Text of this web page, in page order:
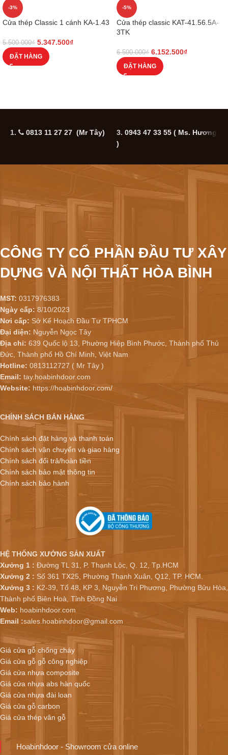
-3%
Cửa thép Classic 1 cánh KA-1.43
5.500.000₫ 5.347.500₫
ĐẶT HÀNG
-5%
Cửa thép classic KAT-41.56.5A-
3TK
6.500.000₫ 6.152.500₫
ĐẶT HÀNG
1. 0813 11 27 27 (Mr Tây) 3. 0943 47 33 55 ( Ms. Hương
)
CÔNG TY CỔ PHẦN ĐẦU TƯ XÂY
DỰNG VÀ NỘI THẤT HÒA BÌNH
MST: 0317976383
Ngày cấp:8/10/2023
Nơi cấp: Sở Kế Hoạch Đầu Tư TPHCM
Đại diện: Nguyễn Ngọc Tây
Địa chỉ: 639 Quốc lộ 13, Phường Hiệp Bình Phước, Thành phố Thủ
Đức, Thành phố Hồ Chí Minh, Việt Nam
Hotline: 0813112727 ( Mr Tây )
Email: tay.hoabinhdoor.com
Website: https://hoabinhdoor.com/
CHÍNH SÁCH BÁN HÀNG
Chính sách đặt hàng và thanh toán
Chính sách vận chuyển và giao hàng
Chính sách đổi trả/hoàn tiền
Chính sách bảo mật thông tin
Chính sách bảo hành
HỆ THỐNG XƯỞNG SẢN XUẤT
Xưởng 1 : Đường TL 31, P. Thạnh Lộc, Q. 12, Tp.HCM
Xưởng 2 : Số 361 TX25, Phường Thạnh Xuân, Q12, TP. HCM.
Xưởng 3 : K2-39, Tổ 48, KP 3, Nguyễn Tri Phương, Phường Bửu Hòa,
Thành phố Biên Hoà, Tỉnh Đồng Nai
Web: hoabinhdoor.com
Email :sales.hoabinhdoor@gmail.com
Giá cửa gỗ chống cháy
Giá cửa gỗ gỗ công nghiệp
Giá cửa nhựa composite
Giá cửa nhựa abs hàn quốc
Giá cửa nhựa đài loan
Giá cửa gỗ carbon
Giá cửa thép vân gỗ
Hoabinhdoor - Showroom cửa online